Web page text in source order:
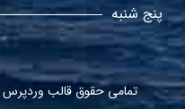
پنج شنبه
تمامی حقوققالب وردپرس